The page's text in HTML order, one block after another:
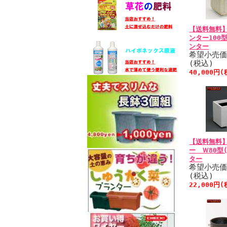
【送料無料
ンター100
ンター
希望小売
(税込)
40,000円(
【送料無料
ー Ｗ80型
ター
希望小売
(税込)
22,000円(